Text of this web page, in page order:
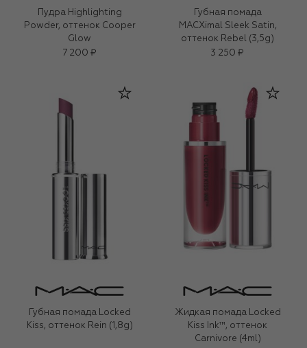
Пудра Highlighting
Powder, оттенок Cooper
Glow
7 200 ₽
Губная помада
MACXimal Sleek Satin,
оттенок Rebel (3,5g)
3 250 ₽
Губная помада Locked
Kiss, оттенок Rein (1,8g)
Жидкая помада Locked
Kiss Ink™, оттенок
Carnivore (4ml)